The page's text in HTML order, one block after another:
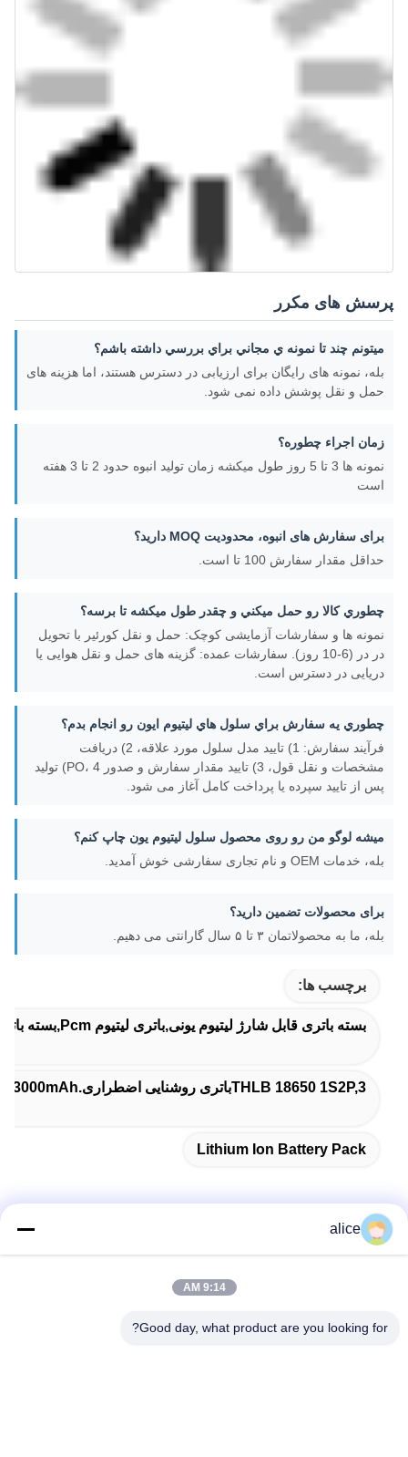
پرسش های مکرر
ميتونم چند تا نمونه ي مجاني براي بررسي داشته باشم؟
بله، نمونه های رایگان برای ارزیابی در دسترس هستند، اما هزینه های
حمل و نقل پوشش داده نمی شود.
زمان اجراء چطوره؟
نمونه ها 3 تا 5 روز طول ميکشه زمان توليد انبوه حدود 2 تا 3 هفته
است
برای سفارش های انبوه، محدودیت MOQ دارید؟
حداقل مقدار سفارش 100 تا است.
چطوري کالا رو حمل ميکني و چقدر طول ميکشه تا برسه؟
نمونه ها و سفارشات آزمایشی کوچک: حمل و نقل کورئیر با تحویل
در در (6-10 روز). سفارشات عمده: گزینه های حمل و نقل هوایی یا
دریایی در دسترس است.
چطوري يه سفارش براي سلول هاي ليتيوم ايون رو انجام بدم؟
فرآیند سفارش: 1) تایید مدل سلول مورد علاقه، 2) دریافت
مشخصات و نقل قول، 3) تایید مقدار سفارش و صدور PO، 4) تولید
پس از تایید سپرده یا پرداخت کامل آغاز می شود.
میشه لوگو من رو روی محصول سلول لیتیوم یون چاپ کنم؟
بله، خدمات OEM و نام تجاری سفارشی خوش آمدید.
برای محصولات تضمین دارید؟
بله، ما به محصولاتمان ۳ تا ۵ سال گارانتی می دهیم.
برچسب ها:
بسته باتری قابل شارژ لیتیوم یونی,باتری لیتیوم Pcm,بسته باتری لیتیوم یون
THLB 18650 1S2P,3باتری روشنایی اضطراری.2v 3000mAh,باتری روشنایی اضطراری THLB
Lithium Ion Battery Pack
تماس سریع
جاده پنجم فویوان، پارک صنعتی باتری لیتیوم، منطقه تکنولوژی بالا،
alice
9:14 AM
Good day, what product are you looking for?